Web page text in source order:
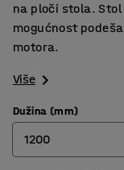
na ploči stola.
mogućnost
motora.
Više
Dužina (mm)
1200